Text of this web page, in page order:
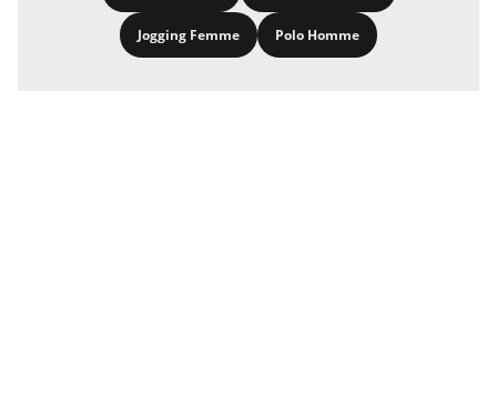
Jogging Femme Polo Homme